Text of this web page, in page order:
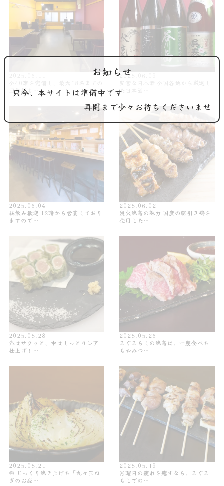
全40席を完備し、最大18名までの
団体様も…
2025.06.09
豊富な日本酒 全国各地から厳選し
た日本酒…
2025.06.04
昼飲み歓迎 12時から営業しており
ますので…
2025.06.02
炭火焼鳥の魅力 国産の朝引き鶏を
使用した…
2025.05.28
外はサクッと、中はしっとりレア
仕上げ！…
2025.05.26
まぐまらしの焼鳥は、一度食べた
らやみつ…
2025.05.21
🧅 じっくり焼き上げた「丸々玉ね
ぎのお疲…
2025.05.19
月曜日の疲れを癒すなら、まぐま
らしでの…
お知らせ
只今、本サイトは準備中です
再開まで少々お待ちくださいませ